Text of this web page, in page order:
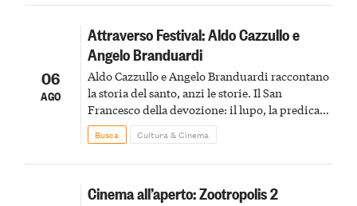
06
AGO
Attraverso Festival: Aldo Cazzullo e
Angelo Branduardi
Aldo Cazzullo e Angelo Branduardi raccontano
la storia del santo, anzi le storie. Il San
Francesco della devozione: il lupo, la predica
agli uccelli, le stimmate
Busca Cultura & Cinema
Cinema all’aperto: Zootropolis 2